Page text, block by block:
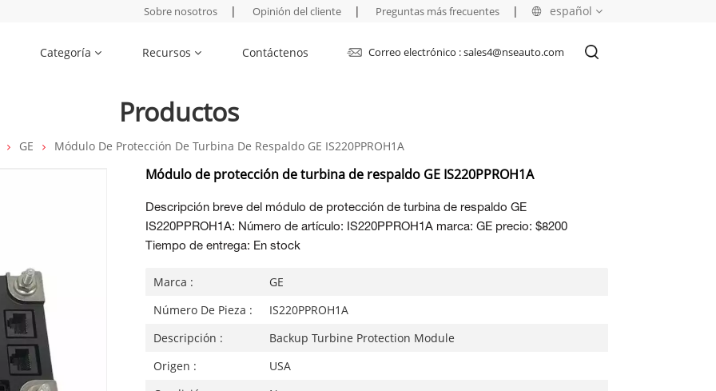
español
العربية
Sobre nosotros | Opinión del cliente | Preguntas más frecuentes |
Categoría Recursos Contáctenos Correo electrónico : sales4@nseauto.com
Productos
GE Módulo De Protección De Turbina De Respaldo GE IS220PPROH1A
Módulo de protección de turbina de respaldo GE IS220PPROH1A
Descripción breve del módulo de protección de turbina de respaldo GE
IS220PPROH1A: Número de artículo: IS220PPROH1A marca: GE precio: $8200
Tiempo de entrega: En stock
Marca :
GE
Número De Pieza :
IS220PPROH1A
Descripción :
Backup Turbine Protection Module
Origen :
USA